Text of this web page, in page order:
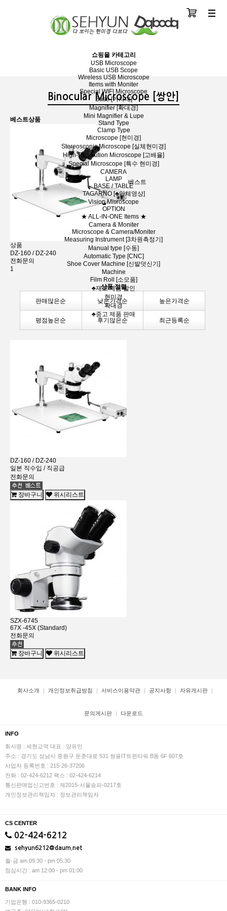
쇼핑몰 카테고리
USB Microscope
Basic USB Scope
Wireless USB Microscope
Items with Moniter
Special WIFI Microscope
Base [거치대]
Magnifier [확대경]
Mini Magnifier & Lupe
Stand Type
Clamp Type
Microscope [현미경]
Stereoscopic Microscope [실체현미경]
High-Resolution Microscope [고배율]
Special Microscope [특수 현미경]
CAMERA
LAMP
BASE / TABLE
TAGARNO [♣입체영상]
Vision Microscope
OPTION
★ ALL-IN-ONE Items ★
Camera & Moniter
Microscope & Camera/Moniter
Measuring Instrument [3차원측정기]
Manual type [수동]
Automatic Type [CNC]
Shoe Cover Machine [신발덧신기]
Machine
Film Roll [소모품]
♣재고 제품 할인
현미경
확대경
♣중고 제품 판매
분류
Binocular Microscope [쌍안]
베스트상품
베스트
상품
DZ-160 / DZ-240
전화문의
1
상품 정렬
판매많은순
낮은가격순 높은가격순
평점높은순 후기많은순 최근등록순
DZ-160 / DZ-240
일본 직수입 / 직공급
전화문의
장바구니 위시리스트
SZX-6745
67X -45X (Standard)
전화문의
장바구니 위시리스트
회사소개 개인정보취급방침 서비스이용약관 공지사항 자유게시판
문의게시판 다운로드
INFO
회사명 : 세현교역 대표 : 양유민
주소 : 경기도 성남시 중원구 둔춘대로 531 쌍용IT트윈타워 B동 6F 607호
사업자 등록번호 : 215-26-37206
전화 : 02-424-6212 팩스 : 02-424-6214
통신판매업신고번호 : 제2015-서울송파-0217호
개인정보관리책임자 : 정보관리책임자
CS CENTER
02-424-6212
sehyun6212@daum.net
월-금 am 09:30 - pm 05:30
점심시간 : am 12:00 - pm 01:00
BANK INFO
기업은행 : 010-9365-0210